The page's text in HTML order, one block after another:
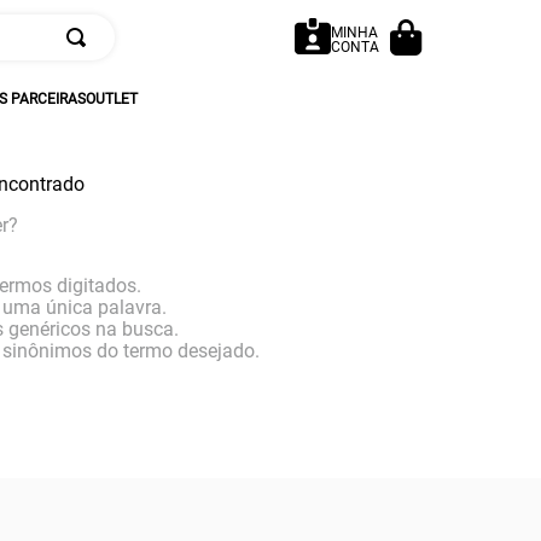
MINHA
CONTA
PARCEIRASOUTLET
digitados.
única palavra.
genéricos na busca.
do termo desejado.